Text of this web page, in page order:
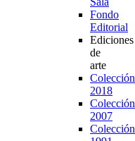
Fondo
Editorial
Ediciones
de
arte
Colección
2018
Colección
2007
Colección